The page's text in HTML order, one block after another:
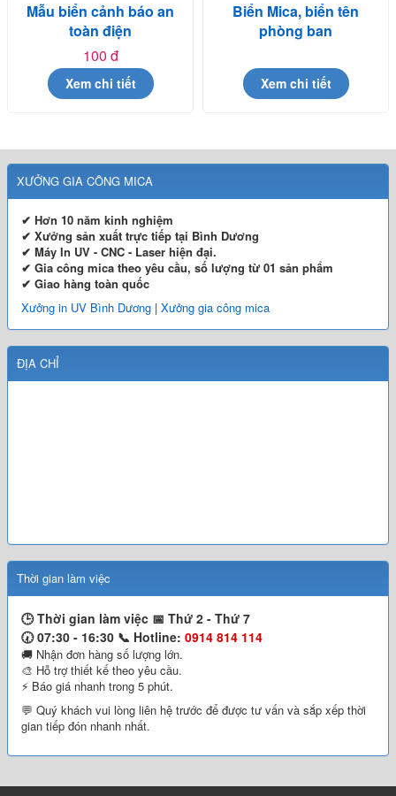
Mẫu biển cảnh báo an
toàn điện
100 đ
Xem chi tiết
Biển Mica, biển tên
phòng ban
Xem chi tiết
XƯỞNG GIA CÔNG MICA
✔ Hơn 10 năm kinh nghiệm
✔ Xưởng sản xuất trực tiếp tại Bình Dương
✔ Máy In UV - CNC - Laser hiện đại.
✔ Gia công mica theo yêu cầu, số lượng từ 01 sản phẩm
✔ Giao hàng toàn quốc
Xưởng in UV Bình Dương | Xưởng gia công mica
ĐỊA CHỈ
Thời gian làm việc
🕒 Thời gian làm việc 📅 Thứ 2 - Thứ 7
🕢 07:30 - 16:30 📞 Hotline: 0914 814 114
🚚 Nhận đơn hàng số lượng lớn.
🎨 Hỗ trợ thiết kế theo yêu cầu.
⚡ Báo giá nhanh trong 5 phút.
💬 Quý khách vui lòng liên hệ trước để được tư vấn và sắp xếp thời
gian tiếp đón nhanh nhất.